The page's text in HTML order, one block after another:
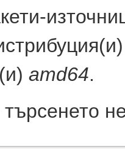
amd64.